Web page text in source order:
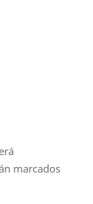
marcados